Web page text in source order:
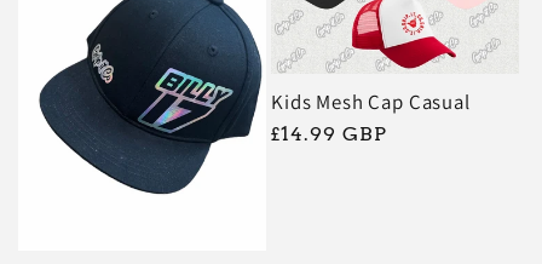
Kids Mesh Cap Casual
Prix
£14.99 GBP